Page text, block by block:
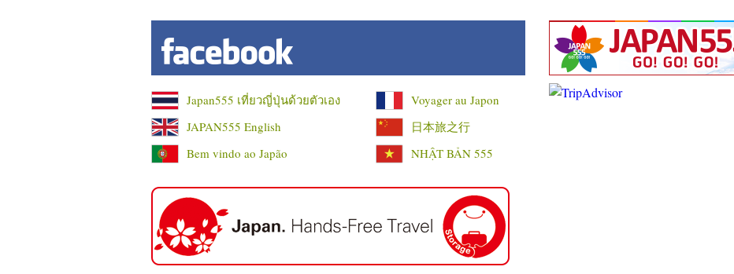
Japan555 เที่ยวญี่ปุ่นด้วยตัวเอง
Voyager au Japon
JAPAN555 English
日本旅之行
Bem vindo ao Japão
NHẬT BẢN 555